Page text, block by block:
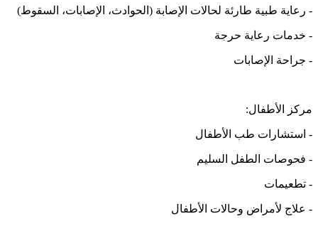
- رعاية طبية طارئة لحالات الإصابة (الحوادث، الإصابات، السقوط)
- خدمات رعاية حرجة
- جراحة الإصابات
مركز الأطفال:
- استشارات طب الأطفال
- فحوصات الطفل السليم
- تطعيمات
- علاج لأمراض وحالات الأطفال